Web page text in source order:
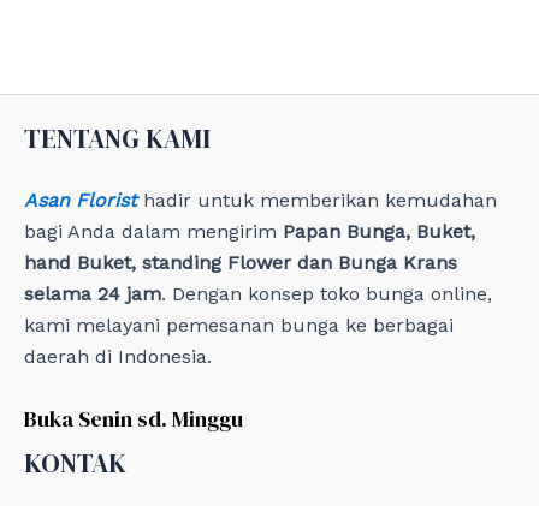
i
s
TENTANG KAMI
Asan Floristhadir untuk memberikan kemudahan
bagi Anda dalam mengirim Papan Bunga, Buket,
hand Buket, standing Flower dan Bunga Krans
selama 24 jam. Dengan konsep toko bunga online,
kami melayani pemesanan bunga ke berbagai
daerah di Indonesia.
Buka Senin sd. Minggu
KONTAK